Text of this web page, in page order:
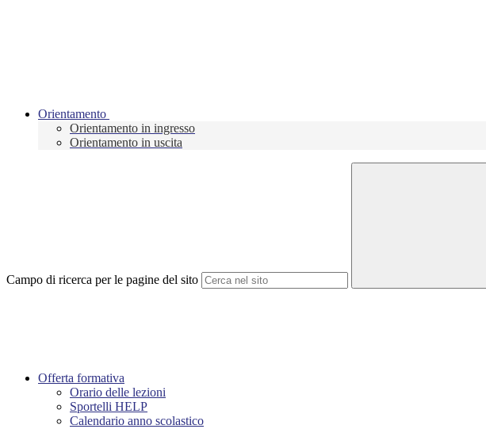
Orientamento
Orientamento in ingresso
Orientamento in uscita
Campo di ricerca per le pagine del sito
Offerta formativa
Orario delle lezioni
Sportelli HELP
Calendario anno scolastico